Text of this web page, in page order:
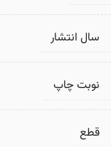
سال انتشار
نوبت چاپ
قطع